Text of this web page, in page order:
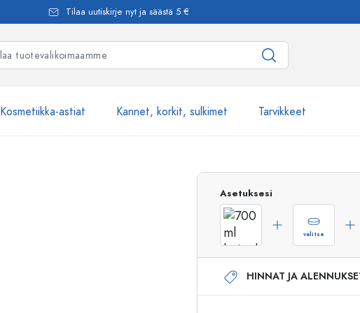
Tilaa uutiskirje nyt ja säästä 5 €
Kosmetiikka-astiat Kannet, korkit, sulkimet Tarvikkeet
Airless-pumppupullot
Roll-on-pullot
Asetuksesi
valitse
HINNAT JA